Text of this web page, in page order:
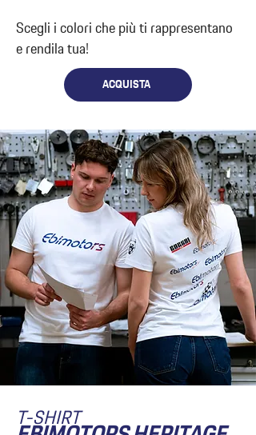
Scegli i colori che più ti rappresentano
e rendila tua!
ACQUISTA
T-SHIRT